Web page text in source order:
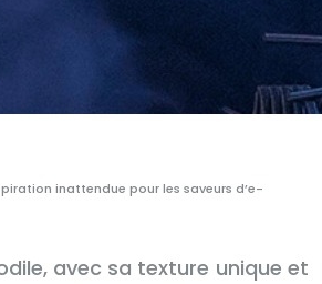
inattendue pour les saveurs d’e-
avec sa texture unique et